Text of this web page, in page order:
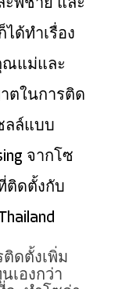
ะพี่ชาย และ
ได้ทําเรื่อง
ณแม่และ
ตในการติด
ลล์แบบ
จากโซ
ติดตั้งกับ
ดตั้งเพิ่ม
เองกว่า